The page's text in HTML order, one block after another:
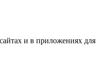
и в приложениях